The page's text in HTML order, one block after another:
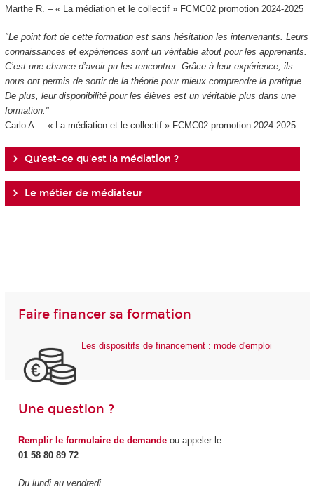
Marthe R. – « La médiation et le collectif » FCMC02 promotion 2024-2025
"Le point fort de cette formation est sans hésitation les intervenants. Leurs
connaissances et expériences sont un véritable atout pour les apprenants.
C’est une chance d’avoir pu les rencontrer. Grâce à leur expérience, ils
nous ont permis de sortir de la théorie pour mieux comprendre la pratique.
De plus, leur disponibilité pour les élèves est un véritable plus dans une
formation."
Carlo A. – « La médiation et le collectif » FCMC02 promotion 2024-2025
Qu'est-ce qu'est la médiation ?
Le métier de médiateur
Faire financer sa formation
Les dispositifs de financement : mode d'emploi
Une question ?
Remplir le formulaire de demandeou appeler le
01 58 80 89 72
Du lundi au vendredi